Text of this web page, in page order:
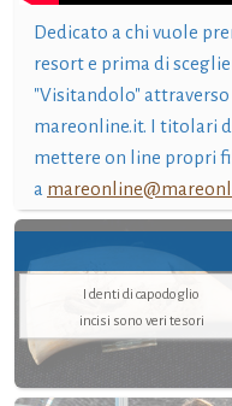
Dedicato a chi vuole
resort e prima di
"Visitandolo"
mareonline.it. I titolari
mettere on line propri
a
I denti di capodoglio
incisi sono veri tesori